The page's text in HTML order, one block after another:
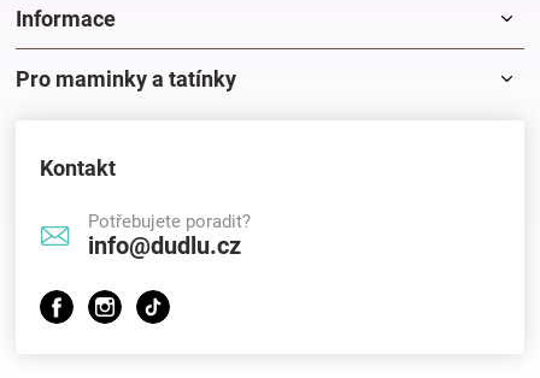
Informace
Pro maminky a tatínky
Kontakt
Potřebujete poradit?
info@dudlu.cz